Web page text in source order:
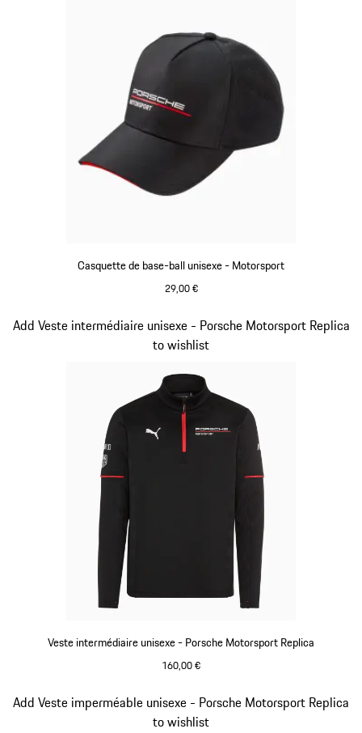
Casquette de base-ball unisexe - Motorsport
29,00 €
Veste intermédiaire unisexe - Porsche Motorsport Replica
160,00 €
Add Veste intermédiaire unisexe - Porsche Motorsport Replica
to wishlist
Diapositive 4 sur 20
Add Veste imperméable unisexe - Porsche Motorsport Replica
to wishlist
Diapositive 5 sur 20